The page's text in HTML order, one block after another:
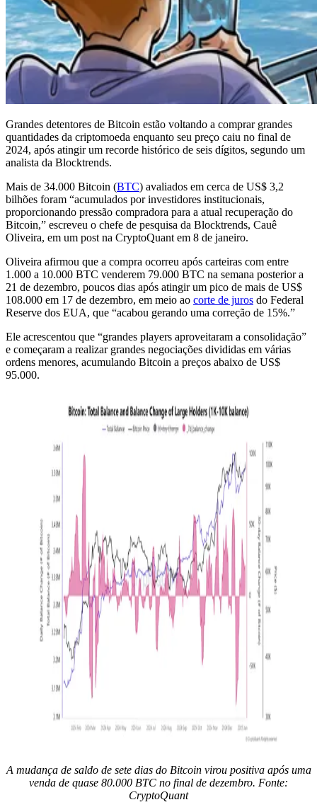
Grandes detentores de Bitcoin estão voltando a comprar grandes
quantidades da criptomoeda enquanto seu preço caiu no final de
2024, após atingir um recorde histórico de seis dígitos, segundo um
analista da Blocktrends.
Mais de 34.000 Bitcoin (BTC) avaliados em cerca de US$ 3,2
bilhões foram “acumulados por investidores institucionais,
proporcionando pressão compradora para a atual recuperação do
Bitcoin,” escreveu o chefe de pesquisa da Blocktrends, Cauê
Oliveira, em um post na CryptoQuant em 8 de janeiro.
Oliveira afirmou que a compra ocorreu após carteiras com entre
1.000 a 10.000 BTC venderem 79.000 BTC na semana posterior a
21 de dezembro, poucos dias após atingir um pico de mais de US$
108.000 em 17 de dezembro, em meio ao corte de juros do Federal
Reserve dos EUA, que “acabou gerando uma correção de 15%.”
Ele acrescentou que “grandes players aproveitaram a consolidação”
e começaram a realizar grandes negociações divididas em várias
ordens menores, acumulando Bitcoin a preços abaixo de US$
95.000.
A mudança de saldo de sete dias do Bitcoin virou positiva após uma
venda de quase 80.000 BTC no final de dezembro. Fonte:
CryptoQuant